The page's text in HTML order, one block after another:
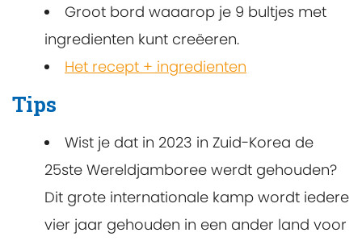
Groot bord waaarop je 9 bultjes met
ingredienten kunt creëeren.
Het recept + ingredienten
Tips
Wist je dat in 2023 in Zuid-Korea de
25ste Wereldjamboree werdt gehouden?
Dit grote internationale kamp wordt iedere
vier jaar gehouden in een ander land voor